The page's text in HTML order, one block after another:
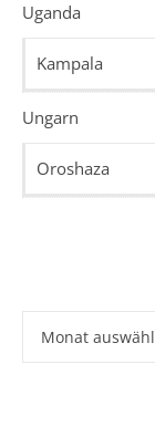
Uganda
Kampala
Ungarn
Oroshaza